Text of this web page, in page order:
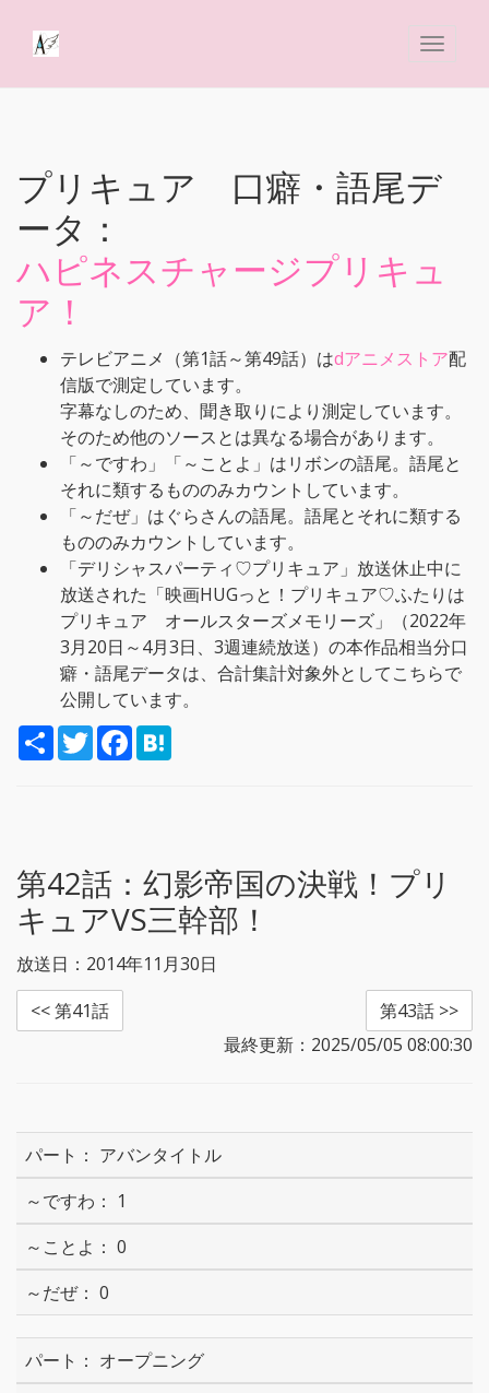
プリキュア 口癖・語尾デ
ータ：
ハピネスチャージプリキュ
ア！
テレビアニメ（第1話～第49話）はdアニメストア配
信版で測定しています。
字幕なしのため、聞き取りにより測定しています。
そのため他のソースとは異なる場合があります。
「～ですわ」「～ことよ」はリボンの語尾。語尾と
それに類するもののみカウントしています。
「～だぜ」はぐらさんの語尾。語尾とそれに類する
もののみカウントしています。
「デリシャスパーティ♡プリキュア」放送休止中に
放送された「映画HUGっと！プリキュア♡ふたりは
プリキュア オールスターズメモリーズ」（2022年
3月20日～4月3日、3週連続放送）の本作品相当分口
癖・語尾データは、合計集計対象外としてこちらで
公開しています。
S
h
T
w
F
a
第42話： 幻影帝国の決戦！プリ
キュアVS三幹部！
放送日：2014年11月30日
<< 第41話
第43話 >>
最終更新：2025/05/05 08:00:30
アバンタイトル
1
0
0
オープニング